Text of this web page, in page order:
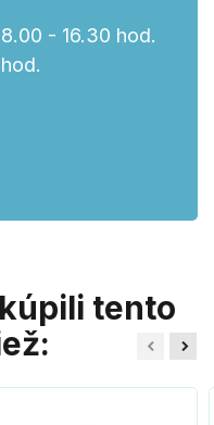
- 16.30 hod.
tento